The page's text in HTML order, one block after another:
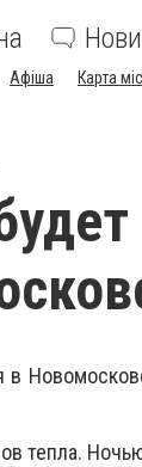
Афіша Карта
в
тепла.